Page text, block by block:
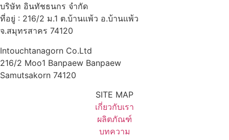
บริษัท อินทัชธนกร จำกัด
ที่อยู่ : 216/2 ม.1 ต.บ้านแพ้ว อ.บ้านแพ้ว
จ.สมุทรสาคร 74120
Intouchtanagorn Co.Ltd
216/2 Moo1 Banpaew Banpaew
Samutsakorn 74120
SITE MAP
เกี่ยวกับเรา
ผลิตภัณฑ์
บทความ